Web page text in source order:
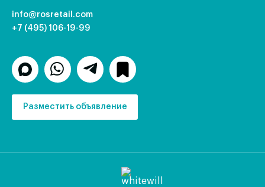
info@rosretail.com
+7 (495) 106-19-99
Разместить объявление